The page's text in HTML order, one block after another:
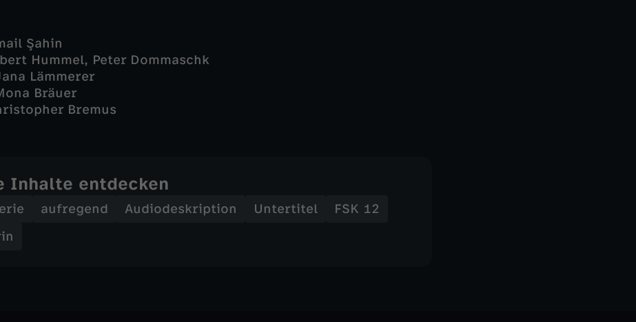
Şahin
Hummel, Peter Dommaschk
Lämmerer
Bräuer
Bremus
Inhalte entdecken
aufregend Audiodeskription Untertitel
FSK 12